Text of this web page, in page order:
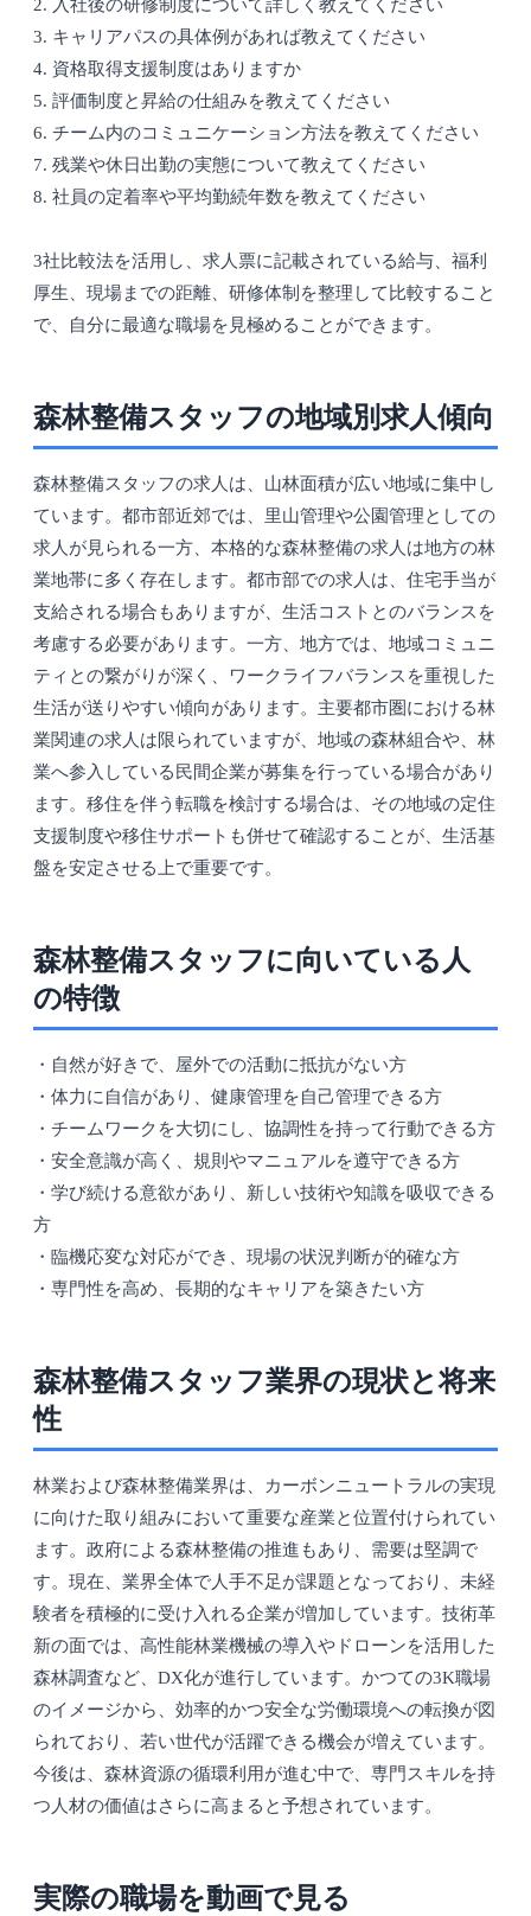
2. 入社後の研修制度について詳しく教えてください
3. キャリアパスの具体例があれば教えてください
4. 資格取得支援制度はありますか
5. 評価制度と昇給の仕組みを教えてください
6. チーム内のコミュニケーション方法を教えてください
7. 残業や休日出勤の実態について教えてください
8. 社員の定着率や平均勤続年数を教えてください
3社比較法を活用し、求人票に記載されている給与、福利
厚生、現場までの距離、研修体制を整理して比較すること
で、自分に最適な職場を見極めることができます。
森林整備スタッフの地域別求人傾向
森林整備スタッフの求人は、山林面積が広い地域に集中し
ています。都市部近郊では、里山管理や公園管理としての
求人が見られる一方、本格的な森林整備の求人は地方の林
業地帯に多く存在します。都市部での求人は、住宅手当が
支給される場合もありますが、生活コストとのバランスを
考慮する必要があります。一方、地方では、地域コミュニ
ティとの繋がりが深く、ワークライフバランスを重視した
生活が送りやすい傾向があります。主要都市圏における林
業関連の求人は限られていますが、地域の森林組合や、林
業へ参入している民間企業が募集を行っている場合があり
ます。移住を伴う転職を検討する場合は、その地域の定住
支援制度や移住サポートも併せて確認することが、生活基
盤を安定させる上で重要です。
森林整備スタッフに向いている人
の特徴
・自然が好きで、屋外での活動に抵抗がない方
・体力に自信があり、健康管理を自己管理できる方
・チームワークを大切にし、協調性を持って行動できる方
・安全意識が高く、規則やマニュアルを遵守できる方
・学び続ける意欲があり、新しい技術や知識を吸収できる
方
・臨機応変な対応ができ、現場の状況判断が的確な方
・専門性を高め、長期的なキャリアを築きたい方
森林整備スタッフ業界の現状と将来
性
林業および森林整備業界は、カーボンニュートラルの実現
に向けた取り組みにおいて重要な産業と位置付けられてい
ます。政府による森林整備の推進もあり、需要は堅調で
す。現在、業界全体で人手不足が課題となっており、未経
験者を積極的に受け入れる企業が増加しています。技術革
新の面では、高性能林業機械の導入やドローンを活用した
森林調査など、DX化が進行しています。かつての3K職場
のイメージから、効率的かつ安全な労働環境への転換が図
られており、若い世代が活躍できる機会が増えています。
今後は、森林資源の循環利用が進む中で、専門スキルを持
つ人材の価値はさらに高まると予想されています。
実際の職場を動画で見る